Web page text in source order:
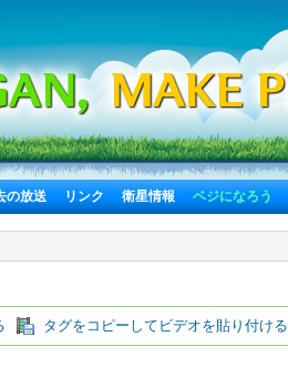
の放送 リンク 衛星情報 ベジになろう
タグをコピーしてビデオを貼り付ける